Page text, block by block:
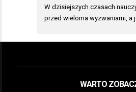
W dzisiejszych czasach
przed wieloma wyzwaniami, a
WARTO